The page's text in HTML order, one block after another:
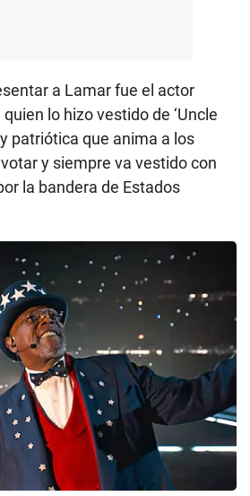
a Lamar fue el actor
lo hizo vestido de ‘Uncle
patriótica que anima a los
y siempre va vestido con
la bandera de Estados